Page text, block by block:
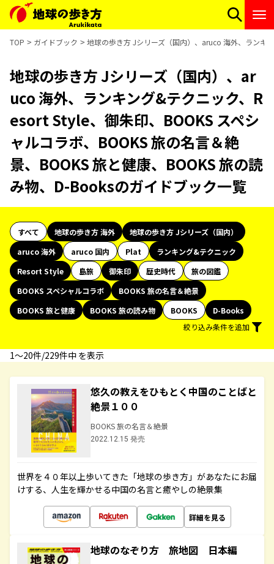
TOP ガイドブック 地球の歩き方 Jシリーズ（国内）、aruco 海外、ランキ
地球の歩き方 Jシリーズ（国内）、ar
uco 海外、ランキング&テクニック、R
esort Style、御朱印、BOOKS スペシ
ャルコラボ、BOOKS 旅の名言＆絶
景、BOOKS 旅と健康、BOOKS 旅の読
み物、D-Booksのガイドブック一覧
すべて 地球の歩き方 海外
地球の歩き方 Jシリーズ（国内）
aruco 海外
aruco 国内 Plat
ランキング&テクニック
Resort Style
島旅 御朱印 歴史時代
旅の図鑑
BOOKS スペシャルコラボ
BOOKS 旅の名言＆絶景
BOOKS 旅と健康
BOOKS 旅の読み物 BOOKS
D-Books
絞り込み条件を追加
1〜20件/229件中 を表示
悠久の教えをひもとく中国のことばと
絶景１００
BOOKS 旅の名言＆絶景
2022.12.15 発売
世界を４０年以上歩いてきた「地球の歩き方」があなたにお届
けする、人生を輝かせる中国の名言と癒やしの絶景集
詳細を見る
地球のなぞり方 旅地図 日本編